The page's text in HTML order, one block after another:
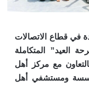
في قطاع الاتصالات
العيد” المتكاملة
مع مركز أهل
ومستشفي أهل